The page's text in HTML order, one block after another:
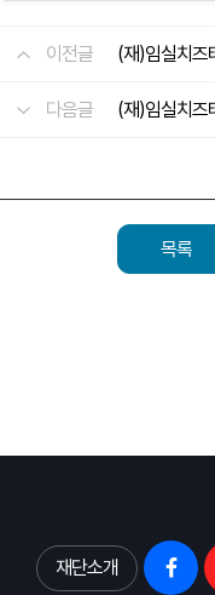
이전글 (재)임실치즈
다음글 (재)임실치즈
목록
재단소개